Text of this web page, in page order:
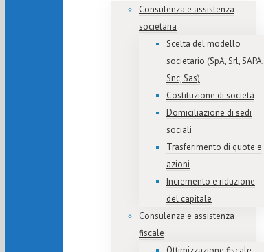
Consulenza e assistenza
societaria
Scelta del modello
societario (SpA, Srl, SAPA,
Snc, Sas)
Costituzione di società
Domiciliazione di sedi
sociali
Trasferimento di quote e
azioni
Incremento e riduzione
del capitale
Consulenza e assistenza
fiscale